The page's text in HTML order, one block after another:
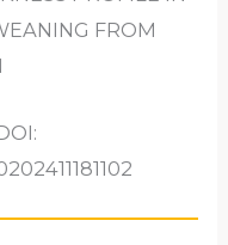
FROM